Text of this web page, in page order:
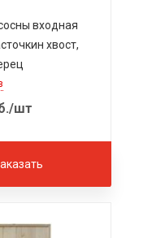
входная
хвост,
/шт